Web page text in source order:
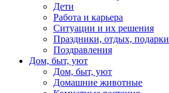
Дети
Работа и карьера
Ситуации и их решения
Праздники, отдых, подарки
Поздравления
Дом, быт, уют
Дом, быт, уют
Домашние животные